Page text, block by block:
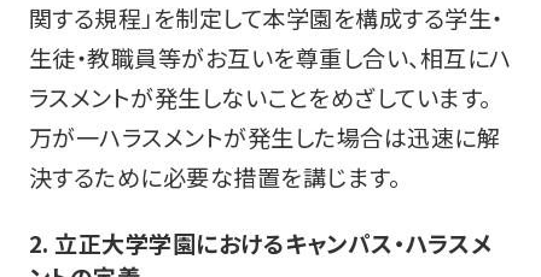
関する規程」を制定して本学園を構成する学生・
生徒・教職員等がお互いを尊重し合い、相互にハ
ラスメントが発生しないことをめざしています。
万が一ハラスメントが発生した場合は迅速に解
決するために必要な措置を講じます。
2. 立正大学学園におけるキャンパス・ハラスメ